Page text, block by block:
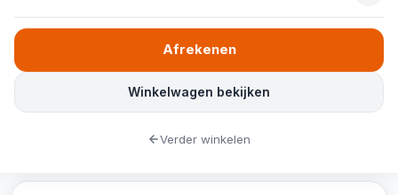
Winkelwagen bekijken
Afrekenen
Verder winkelen